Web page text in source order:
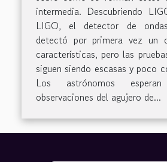
intermedia. Descubriendo
LIGO, el detector de
detectó por primera vez un
características, pero las
siguen siendo escasas y poco
Los astrónomos
observaciones del agujero de...